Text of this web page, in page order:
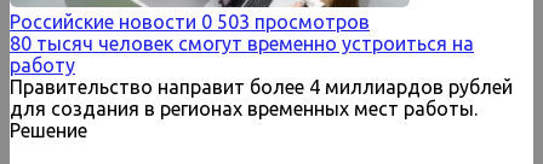
Российские новости 0 503 просмотров
80 тысяч человек смогут временно устроиться на
работу
Правительство направит более 4 миллиардов рублей
для создания в регионах временных мест работы.
Решение